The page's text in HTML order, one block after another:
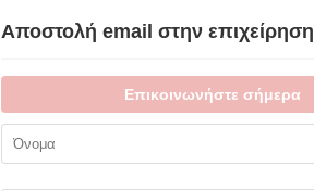
Αποστολή email στην επιχείρηση
Επικοινωνήστε σήμερα